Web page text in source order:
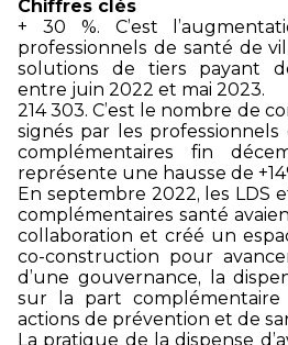
Chiffres clés
+ 30 %. C’est
professionnels de santé de
solutions de tiers payant
entre juin 2022 et mai 2023.
214 303. C’est le nombre de
signés par les
complémentaires fin
représente une hausse de
En septembre 2022, les LDS
complémentaires santé
collaboration et créé un
co-construction pour
d’une gouvernance, la
sur la part
actions de prévention et de
La pratique de la dispense